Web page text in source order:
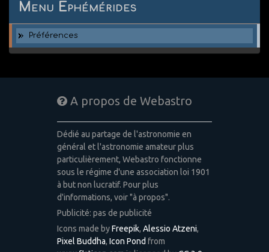
Menu Ephémérides
Préférences
A propos de Webastro
Dédié au partage de l'astronomie en
général et l'astronomie amateur plus
particulièrement, Webastro fonctionne
sous le régime d'une association loi 1901
à but non lucratif. Pour plus
d'informations, voir "à propos".
Publicité: pas de publicité
Icons made byFreepik, Alessio Atzeni,
Pixel Buddha, Icon Pond from